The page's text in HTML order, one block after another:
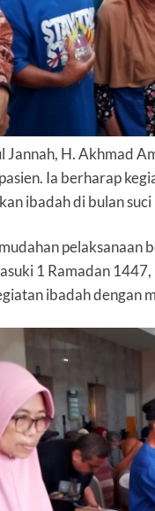
Jannah, H. Akhmad
Ia berharap
ibadah di bulan suci
pelaksanaan
1 Ramadan
ibadah dengan